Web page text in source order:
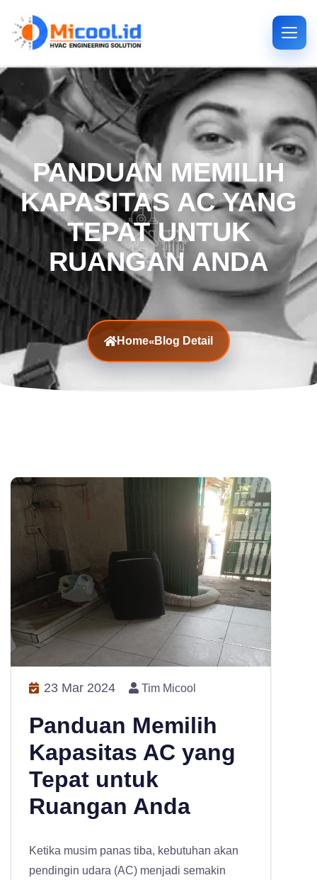
PANDUAN MEMILIH
KAPASITAS AC YANG
TEPAT UNTUK
RUANGAN ANDA
Home«Blog Detail
23 Mar 2024 Tim Micool
Panduan Memilih
Kapasitas AC yang
Tepat untuk
Ruangan Anda
Ketika musim panas tiba, kebutuhan akan
pendingin udara (AC) menjadi semakin